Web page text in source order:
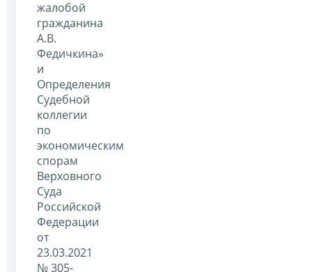
жалобой
гражданина
А.В.
Федичкина»
и
Определения
Судебной
коллегии
по
экономическим
спорам
Верховного
Суда
Российской
Федерации
от
23.03.2021
№ 305-